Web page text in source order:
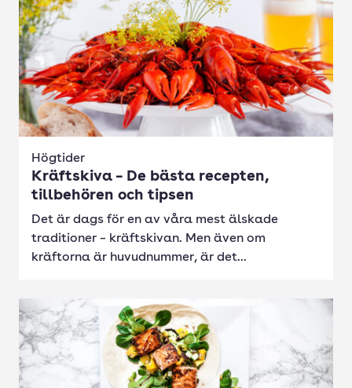
Högtider
Kräftskiva – De bästa recepten,
tillbehören och tipsen
Det är dags för en av våra mest älskade
traditioner – kräftskivan. Men även om
kräftorna är huvudnummer, är det...